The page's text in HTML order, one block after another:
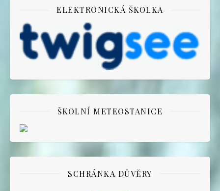
ELEKTRONICKÁ ŠKOLKA
ŠKOLNÍ METEOSTANICE
SCHRÁNKA DŮVĚRY